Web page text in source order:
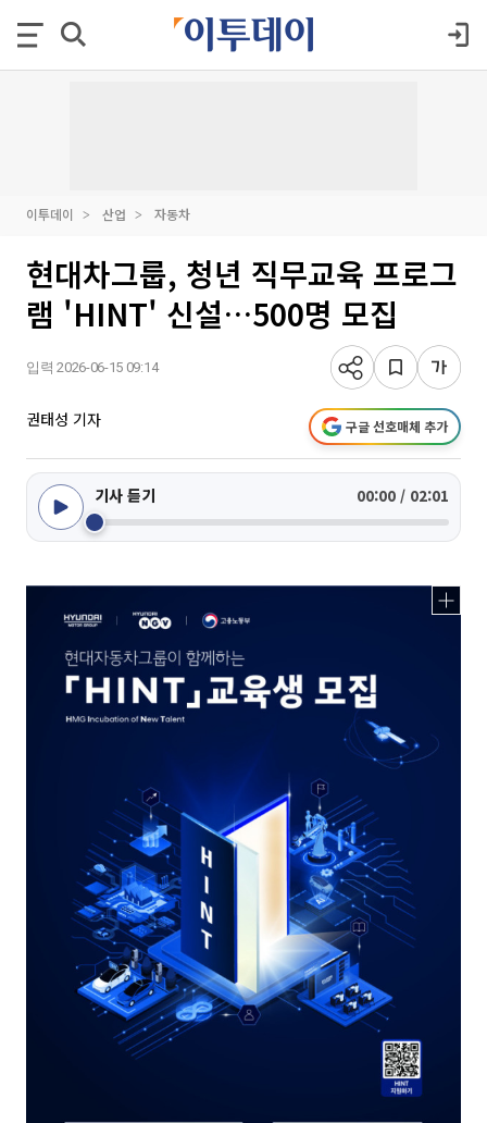
이투데이 산업 자동차
현대차그룹, 청년 직무교육 프로그
램 'HINT' 신설…500명 모집
입력 2026-06-15 09:14
권태성 기자 구글 선호매체 추가
기사 듣기 00:00 / 02:01